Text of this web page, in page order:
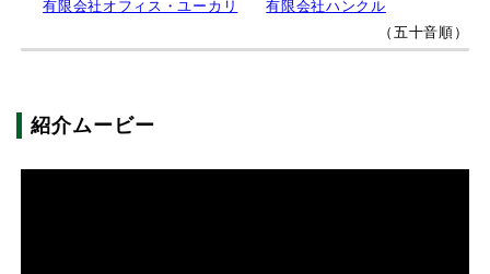
有限会社オフィス・ユーカリ
有限会社ハンクル
（五十音順）
紹介ムービー